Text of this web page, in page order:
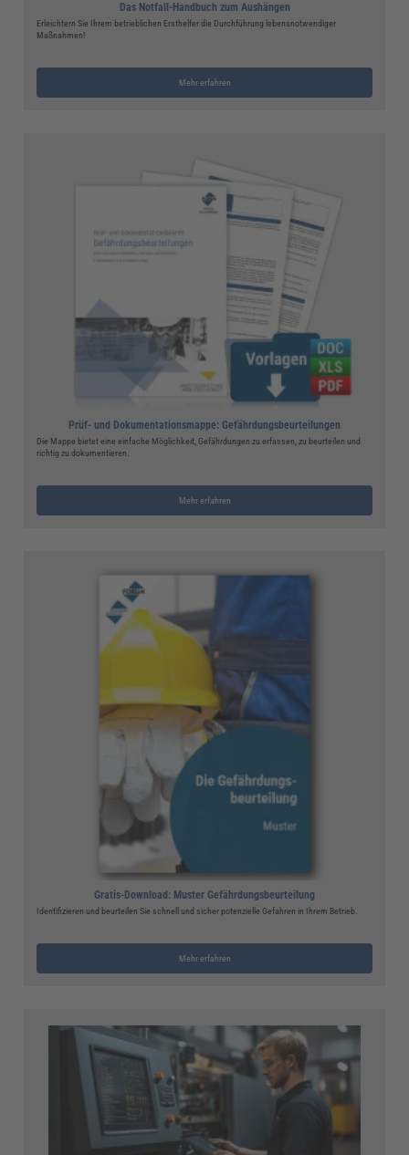
Das Notfall-Handbuch zum Aushängen
Erleichtern Sie Ihrem betrieblichen Ersthelfer die Durchführung lebensnotwendiger
Maßnahmen!
Mehr erfahren
Prüf- und Dokumentationsmappe: Gefährdungsbeurteilungen
Die Mappe bietet eine einfache Möglichkeit, Gefährdungen zu erfassen, zu beurteilen und
richtig zu dokumentieren.
Mehr erfahren
Gratis-Download: Muster Gefährdungsbeurteilung
Identifizieren und beurteilen Sie schnell und sicher potenzielle Gefahren in Ihrem Betrieb.
Mehr erfahren